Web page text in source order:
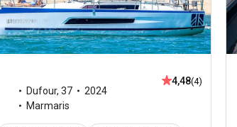
Dufour, 37
2024
Marmaris
4,48(4)